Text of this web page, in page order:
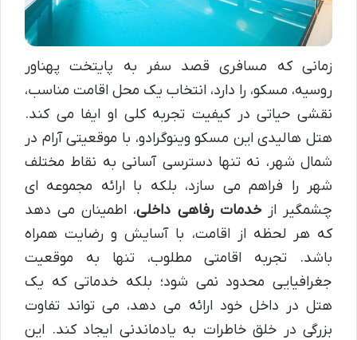
زمانی که مسافری قصد سفر به پایتخت پهناور
روسیه، مسکو، را دارد، انتخاب یک محل اقامت مناسب،
نقشی حیاتی در کیفیت تجربه کلی او ایفا می کند.
هتل هالیدی این مسکو وینوگرادو، با موقعیتی آرام در
شمال شهر، نه تنها دسترسی آسانی به نقاط مختلف
شهر را فراهم می سازد، بلکه با ارائه مجموعه ای
چشمگیر ازخدمات رفاهی داخلی، اطمینان می دهد
که هر لحظه از اقامت، با آسایش و رضایت همراه
باشد. تجربه اقامتی مطلوب، تنها به موقعیت
جغرافیایی محدود نمی شود؛ بلکه خدماتی که یک
هتل در داخل خود ارائه می دهد، می تواند تفاوت
بزرگی در خلق خاطرات به یادماندنی ایجاد کند. این